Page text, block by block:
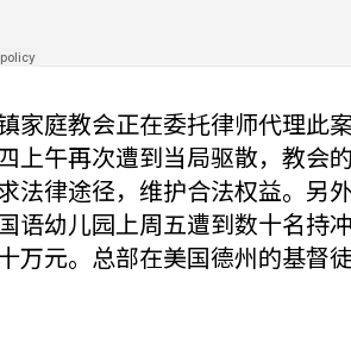
家庭教会正在委托律师代理此
上午再次遭到当局驱散，教会
法律途径，维护合法权益。另
语幼儿园上周五遭到数十名持
万元。总部在美国德州的基督